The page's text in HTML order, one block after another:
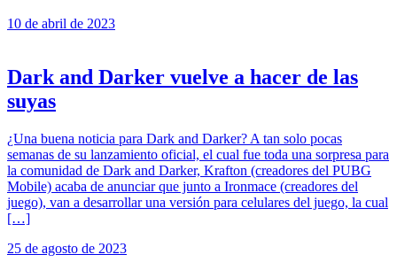
10 de abril de 2023
Dark and Darker vuelve a hacer de las
suyas
¿Una buena noticia para Dark and Darker? A tan solo pocas
semanas de su lanzamiento oficial, el cual fue toda una sorpresa para
la comunidad de Dark and Darker, Krafton (creadores del PUBG
Mobile) acaba de anunciar que junto a Ironmace (creadores del
juego), van a desarrollar una versión para celulares del juego, la cual
[…]
25 de agosto de 2023